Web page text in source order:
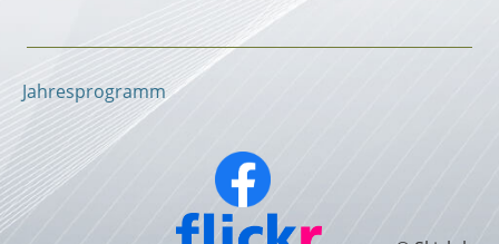
Jahresprogramm